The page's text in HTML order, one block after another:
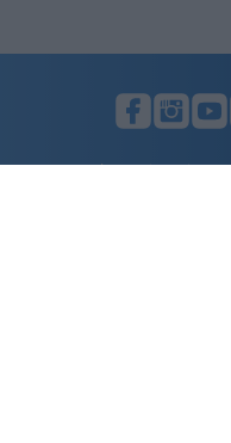
LUNIFIN S.r.l. a socio unico.